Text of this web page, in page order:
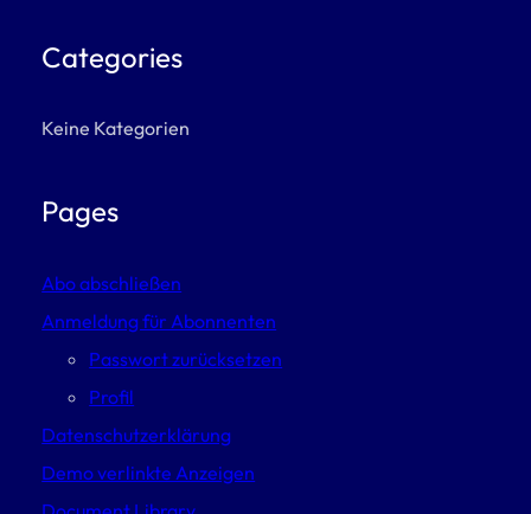
Categories
Keine Kategorien
Pages
Abo abschließen
Anmeldung für Abonnenten
Passwort zurücksetzen
Profil
Datenschutzerklärung
Demo verlinkte Anzeigen